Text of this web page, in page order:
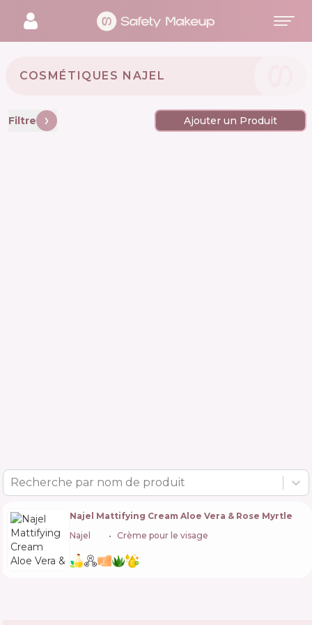
COSMÉTIQUES NAJEL 🇫🇷
Filtre Ajouter un Produit
Recherche par nom de produit
Najel Mattifying Cream Aloe Vera & Rose Myrtle
Najel
Crème pour le visage